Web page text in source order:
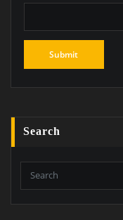
Search